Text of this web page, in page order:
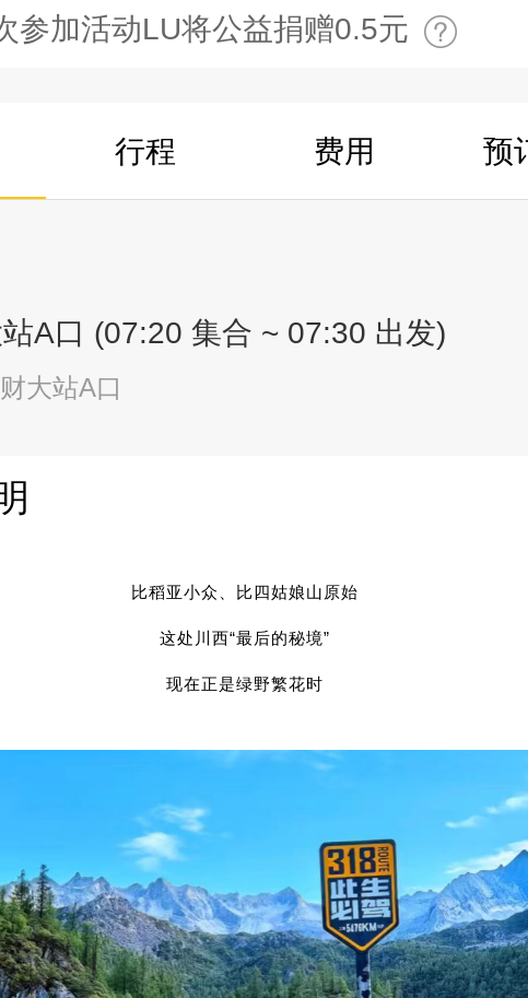
参加活动LU将公益捐赠0.5元
行程 费用 预
A口 (07:20 集合 ~ 07:30 出发)
大站A口
比稻亚小众、比四姑娘山原始
这处川西“最后的秘境”
现在正是绿野繁花时